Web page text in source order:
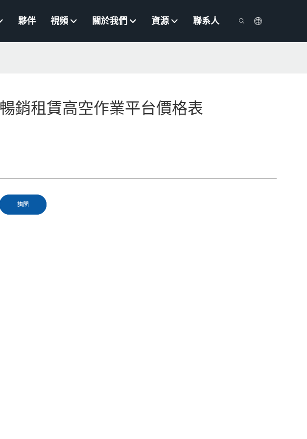
夥伴 視頻 關於我們 資源 聯系人
暢銷租賃高空作業平台價格表
詢問